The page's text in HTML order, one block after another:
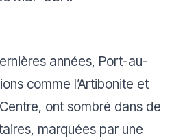
années, Port-au-
comme l’Artibonite et
ont sombré dans de
marquées par une